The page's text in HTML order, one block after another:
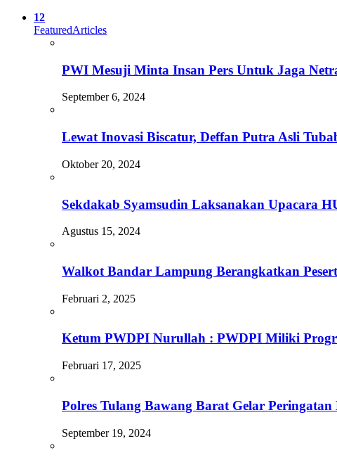
12
FeaturedArticles
PWI Mesuji Minta Insan Pers Untuk Jaga
September 6, 2024
Lewat Inovasi Biscatur, Deffan Putra Asli
Oktober 20, 2024
Sekdakab Syamsudin Laksanakan Upacara
Agustus 15, 2024
Walkot Bandar Lampung Berangkatkan
Februari 2, 2025
Ketum PWDPI Nurullah : PWDPI Miliki
Februari 17, 2025
Polres Tulang Bawang Barat Gelar
September 19, 2024